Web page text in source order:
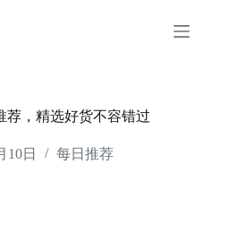
荐，精选好货不容错过
10日 每日推荐